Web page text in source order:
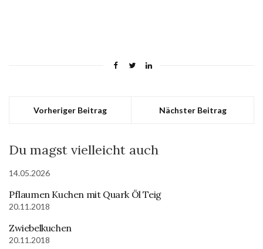
Vorheriger Beitrag Nächster Beitrag
Du magst vielleicht auch
14.05.2026
Pflaumen Kuchen mit Quark Öl Teig
20.11.2018
Zwiebelkuchen
20.11.2018